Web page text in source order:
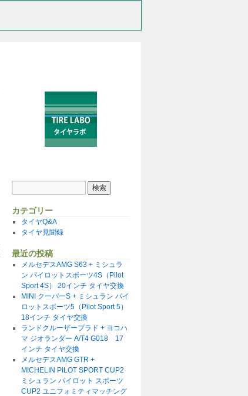
カテゴリー
タイヤQ&A
タイヤ見聞録
最近の投稿
メルセデスAMG S63 + ミシュラ
ン パイロットスポーツ4S（Pilot
Sport 4S） 20インチ タイヤ交換
MINI クーパーS + ミシュラン パイ
ロットスポーツ5（Pilot Sport 5）
18インチ タイヤ交換
ランドクルーザープラド + ヨコハ
マ ジオランダー A/T4 G018 17
インチ タイヤ交換
メルセデスAMG GTR +
MICHELIN PILOT SPORT CUP2
ミシュラン パイロット スポーツ
CUP2 ユニフォミティマッチング